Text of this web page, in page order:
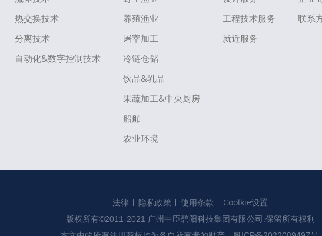
热交换技术
分离技术
自动化&数字控制技术
养殖渔业
屠宰加工
冷链仓储
饮品&乳品
果蔬加工&中央厨房
船舶
农业环境
工程技术服务
就近服务
联系
法律 隐私政策 使用条款 Coolkie设置
版权所有©2011-2021 广州中臣碧阳科技集团有限公司.保留所有权利